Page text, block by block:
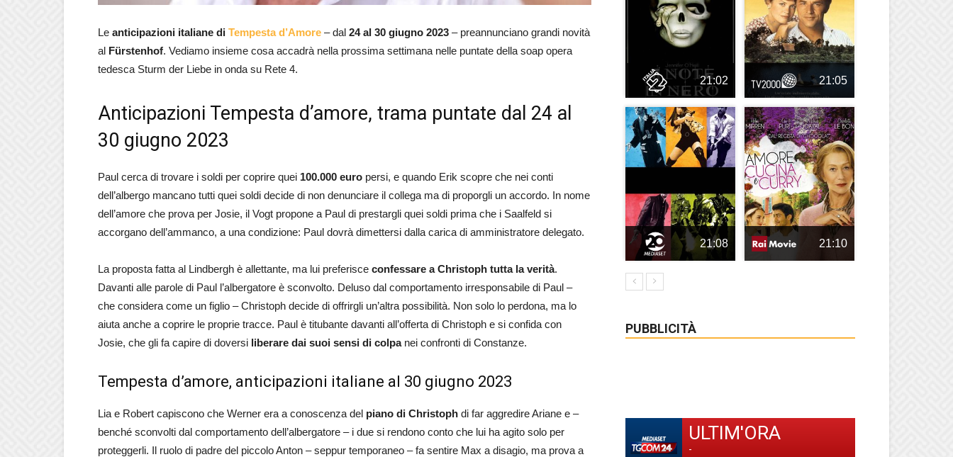
Le anticipazioni italiane di Tempesta d’Amore – dal 24 al 30 giugno 2023 – preannunciano grandi novità
al Fürstenhof. Vediamo insieme cosa accadrà nella prossima settimana nelle puntate della soap opera
tedesca Sturm der Liebe in onda su Rete 4.
Anticipazioni Tempesta d’amore, trama puntate dal 24 al
30 giugno 2023
Paul cerca di trovare i soldi per coprire quei 100.000 euro persi, e quando Erik scopre che nei conti
dell’albergo mancano tutti quei soldi decide di non denunciare il collega ma di proporgli un accordo. In nome
dell’amore che prova per Josie, il Vogt propone a Paul di prestargli quei soldi prima che i Saalfeld si
accorgano dell’ammanco, a una condizione: Paul dovrà dimettersi dalla carica di amministratore delegato.
La proposta fatta al Lindbergh è allettante, ma lui preferisce confessare a Christoph tutta la verità.
Davanti alle parole di Paul l’albergatore è sconvolto. Deluso dal comportamento irresponsabile di Paul –
che considera come un figlio – Christoph decide di offrirgli un’altra possibilità. Non solo lo perdona, ma lo
aiuta anche a coprire le proprie tracce. Paul è titubante davanti all’offerta di Christoph e si confida con
Josie, che gli fa capire di doversi liberare dai suoi sensi di colpanei confronti di Constanze.
Tempesta d’amore, anticipazioni italiane al 30 giugno 2023
Lia e Robert capiscono che Werner era a conoscenza del piano di Christoph di far aggredire Ariane e –
benché sconvolti dal comportamento dell’albergatore – i due si rendono conto che lui ha agito solo per
proteggerli. Il ruolo di padre del piccolo Anton – seppur temporaneo – fa sentire Max a disagio, ma prova a
21:02 21:05
21:08 21:10
PUBBLICITÀ
ULTIM'ORA
-